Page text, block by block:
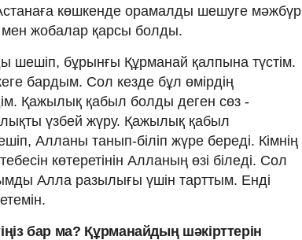
көшкенде орамалды шешуге мәжбүр
жобалар қарсы болды.
шешіп, бұрынғы Құрманай қалпына түстім.
бардым. Сол кезде бұл өмірдің
Қажылық қабыл болды деген сөз -
үзбей жүру. Қажылық қабыл
Алланы танып-біліп жүре береді. Кімнің
көтеретінін Алланың өзі біледі. Сол
Алла разылығы үшін тарттым. Енді
бар ма? Құрманайдың шәкірттерін